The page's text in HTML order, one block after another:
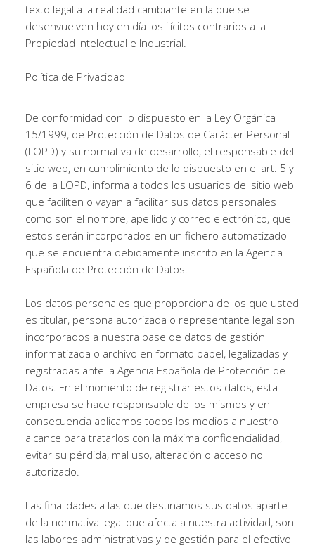
texto legal a la realidad cambiante en la que se
desenvuelven hoy en día los ilícitos contrarios a la
Propiedad Intelectual e Industrial.
Política de Privacidad
De conformidad con lo dispuesto en la Ley Orgánica
15/1999, de Protección de Datos de Carácter Personal
(LOPD) y su normativa de desarrollo, el responsable del
sitio web, en cumplimiento de lo dispuesto en el art. 5 y
6 de la LOPD, informa a todos los usuarios del sitio web
que faciliten o vayan a facilitar sus datos personales
como son el nombre, apellido y correo electrónico, que
estos serán incorporados en un fichero automatizado
que se encuentra debidamente inscrito en la Agencia
Española de Protección de Datos.
Los datos personales que proporciona de los que usted
es titular, persona autorizada o representante legal son
incorporados a nuestra base de datos de gestión
informatizada o archivo en formato papel, legalizadas y
registradas ante la Agencia Española de Protección de
Datos. En el momento de registrar estos datos, esta
empresa se hace responsable de los mismos y en
consecuencia aplicamos todos los medios a nuestro
alcance para tratarlos con la máxima confidencialidad,
evitar su pérdida, mal uso, alteración o acceso no
autorizado.
Las finalidades a las que destinamos sus datos aparte
de la normativa legal que afecta a nuestra actividad, son
las labores administrativas y de gestión para el efectivo